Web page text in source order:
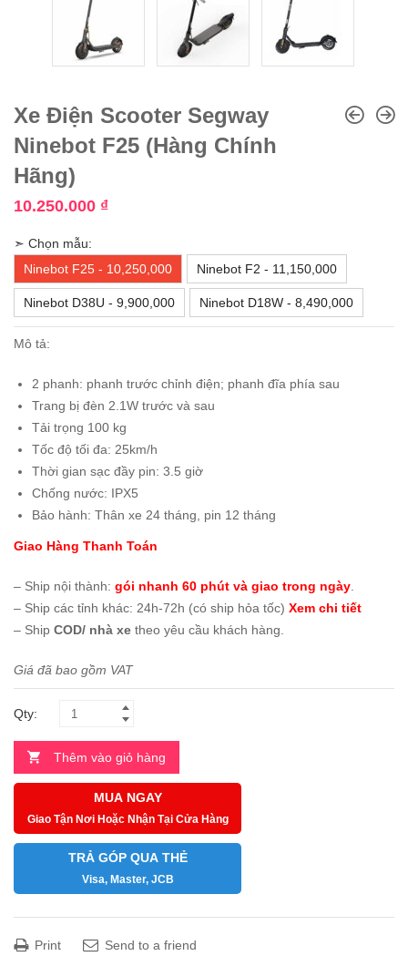
Xe Điện Scooter Segway
Ninebot F25 (Hàng Chính
Hãng)
10.250.000 ₫
➣ Chọn mẫu:
Ninebot F25 - 10,250,000
Ninebot F2 - 11,150,000
Ninebot D38U - 9,900,000 Ninebot D18W - 8,490,000
Mô tả:
2 phanh: phanh trước chỉnh điện; phanh đĩa phía sau
Trang bị đèn 2.1W trước và sau
Tải trọng 100 kg
Tốc độ tối đa: 25km/h
Thời gian sạc đầy pin: 3.5 giờ
Chống nước: IPX5
Bảo hành: Thân xe 24 tháng, pin 12 tháng
Giao Hàng Thanh Toán
– Ship nội thành: gói nhanh 60 phút và giao trong ngày
– Ship các tỉnh khác: 24h-72h (có ship hỏa tốc) Xem chi tiết
– Ship COD/ nhà xe theo yêu cầu khách hàng.
Giá đã bao gồm VAT
Qty:
Thêm vào giỏ hàng
MUA NGAY
Giao Tận Nơi Hoặc Nhận Tại Cửa Hàng
TRẢ GÓP QUA THẺ
Visa, Master, JCB
Print Send to a friend